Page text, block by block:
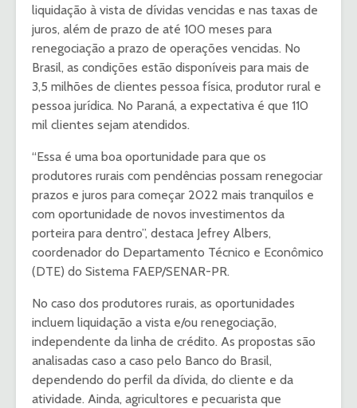
liquidação à vista de dívidas vencidas e nas taxas de
juros, além de prazo de até 100 meses para
renegociação a prazo de operações vencidas. No
Brasil, as condições estão disponíveis para mais de
3,5 milhões de clientes pessoa física, produtor rural e
pessoa jurídica. No Paraná, a expectativa é que 110
mil clientes sejam atendidos.
“Essa é uma boa oportunidade para que os
produtores rurais com pendências possam renegociar
prazos e juros para começar 2022 mais tranquilos e
com oportunidade de novos investimentos da
porteira para dentro”, destaca Jefrey Albers,
coordenador do Departamento Técnico e Econômico
(DTE) do Sistema FAEP/SENAR-PR.
No caso dos produtores rurais, as oportunidades
incluem liquidação a vista e/ou renegociação,
independente da linha de crédito. As propostas são
analisadas caso a caso pelo Banco do Brasil,
dependendo do perfil da dívida, do cliente e da
atividade. Ainda, agricultores e pecuarista que